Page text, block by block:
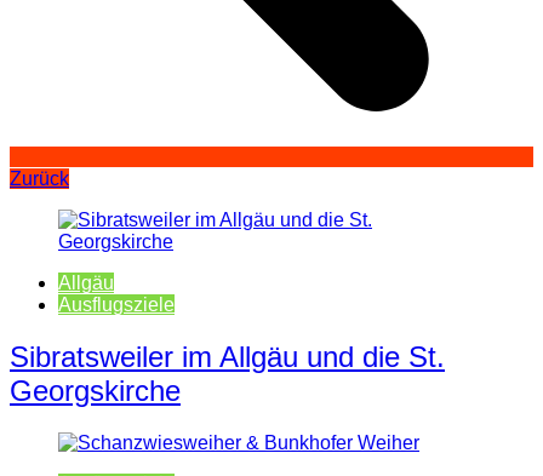
Zurück
Allgäu
Ausflugsziele
Sibratsweiler im Allgäu und die St.
Georgskirche